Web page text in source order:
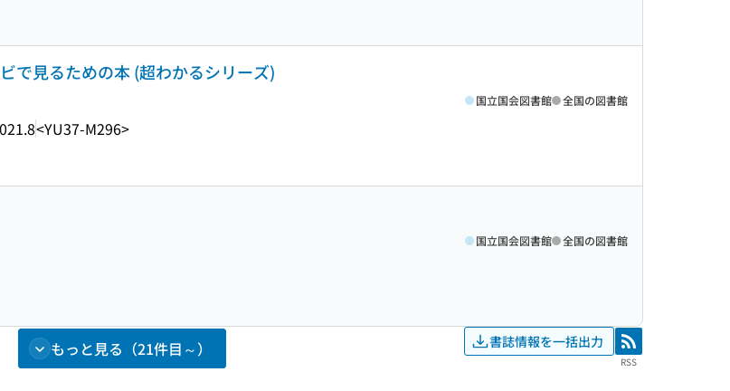
で見るための本 (超わかるシリーズ)
<YU37-M296>
国立国会図書館 全国の図書館
国立国会図書館 全国の図書館
もっと見る（21件目～） 書誌情報を一括出力 RSS
RSS